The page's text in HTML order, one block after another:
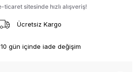
Ücretsiz Kargo
10 gün içinde iade değişim